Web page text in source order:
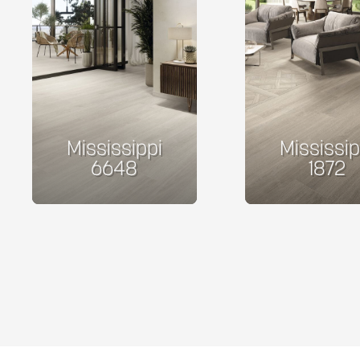
Mississippi
6648
1872